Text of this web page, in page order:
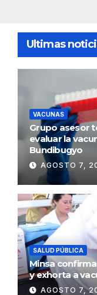
Ultimas
VACUNAS
Grupo asesor
evaluar la
Bundibugyo
AGOSTO 7,
SALUD PÚBLICA
Minsa
y exhorta a
AGOSTO 7,